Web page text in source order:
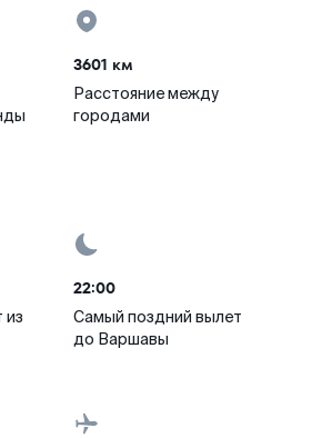
3601 км
Расстояние между
городами
из
22:00
Самый поздний вылет
до Варшавы